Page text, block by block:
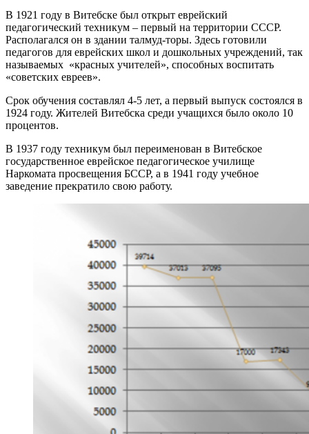
В 1921 году в Витебске был открыт еврейский
педагогический техникум – первый на территории СССР.
Располагался он в здании талмуд-торы. Здесь готовили
педагогов для еврейских школ и дошкольных учреждений, так
называемых «красных учителей», способных воспитать
«советских евреев».
Срок обучения составлял 4-5 лет, а первый выпуск состоялся в
1924 году. Жителей Витебска среди учащихся было около 10
процентов.
В 1937 году техникум был переименован в Витебское
государственное еврейское педагогическое училище
Наркомата просвещения БССР, а в 1941 году учебное
заведение прекратило свою работу.